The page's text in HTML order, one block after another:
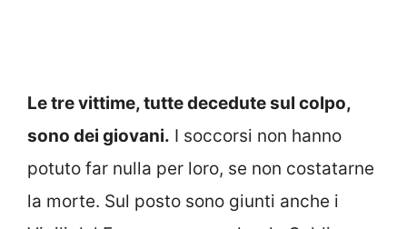
Le tre vittime, tutte decedute sul colpo,
sono dei giovani. I soccorsi non hanno
potuto far nulla per loro, se non costatarne
la morte. Sul posto sono giunti anche i